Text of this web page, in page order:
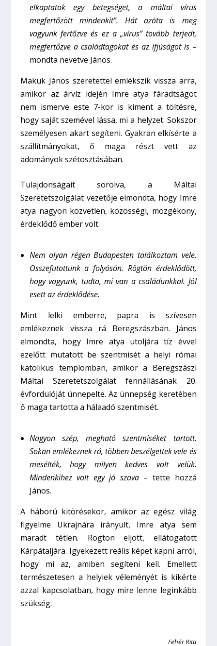
elkaptatok egy betegséget, a máltai vírus
megfertőzött mindenkit”. Hát azóta is meg
vagyunk fertőzve és ez a „vírus” tovább terjedt,
megfertőzve a családtagokat és az ifjúságot is –
mondta nevetve János.
Makuk János szeretettel emlékszik vissza arra,
amikor az árvíz idején Imre atya fáradtságot
nem ismerve este 7-kor is kiment a töltésre,
hogy saját szemével lássa, mi a helyzet. Sokszor
személyesen akart segíteni. Gyakran elkísérte a
szállítmányokat, ő maga részt vett az
adományok szétosztásában.
Tulajdonságait sorolva, a Máltai
Szeretetszolgálat vezetője elmondta, hogy Imre
atya nagyon közvetlen, közösségi, mozgékony,
érdeklődő ember volt.
Nem olyan régen Budapesten találkoztam vele.
Összefutottunk a folyósón. Rögtön érdeklődött,
hogy vagyunk, tudta, mi van a családunkkal. Jól
esett az érdeklődése.
Mint lelki emberre, papra is szívesen
emlékeznek vissza rá Beregszászban. János
elmondta, hogy Imre atya utoljára tíz évvel
ezelőtt mutatott be szentmisét a helyi római
katolikus templomban, amikor a Beregszászi
Máltai Szeretetszolgálat fennállásának 20.
évfordulóját ünnepelte. Az ünnepség keretében
ő maga tartotta a hálaadó szentmisét.
Nagyon szép, megható szentmiséket tartott.
Sokan emlékeznek rá, többen beszélgettek vele és
mesélték, hogy milyen kedves volt velük.
Mindenkihez volt egy jó szava – tette hozzá
János.
A háború kitörésekor, amikor az egész világ
figyelme Ukrajnára irányult, Imre atya sem
maradt tétlen. Rögtön eljött, ellátogatott
Kárpátaljára. Igyekezett reális képet kapni arról,
hogy mi az, amiben segíteni kell. Emellett
természetesen a helyiek véleményét is kikérte
azzal kapcsolatban, hogy mire lenne leginkább
szükség.
Fehér Rita